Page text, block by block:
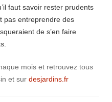
faut savoir rester prudents
pas entreprendre des
de s’en faire
mois et retrouvez tous
et sur desjardins.fr